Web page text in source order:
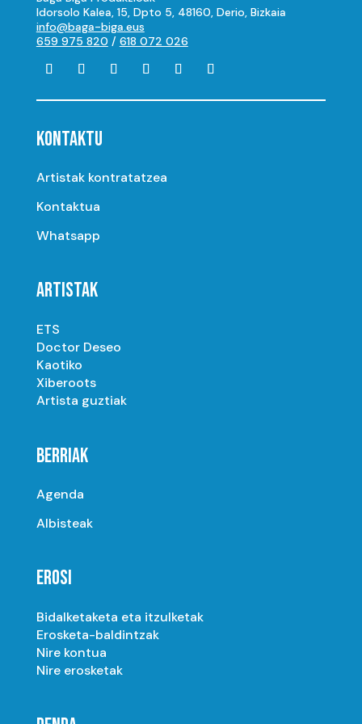
Idorsolo Kalea, 15, Dpto 5, 48160, Derio, Bizkaia
info@baga-biga.eus
659 975 820 / 618 072 026
KONTAKTU
Artistak kontratatzea
Kontaktua
Whatsapp
ARTISTAK
ETS
Doctor Deseo
Kaotiko
Xiberoots
Artista guztiak
BERRIAK
Agenda
Albisteak
EROSI
Bidalketaketa eta itzulketak
Erosketa-baldintzak
Nire kontua
Nire erosketak